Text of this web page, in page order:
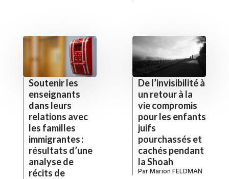
Soutenir les
enseignants
dans leurs
relations avec
les familles
immigrantes :
résultats d’une
analyse de
récits de
De l’invisibilité à
un retour à la
vie compromis
pour les enfants
juifs
pourchassés et
cachés pendant
la Shoah
Par Marion FELDMAN